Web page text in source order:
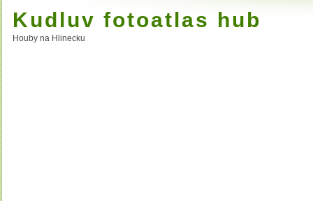
Kudluv fotoatlas hub
Houby na Hlinecku